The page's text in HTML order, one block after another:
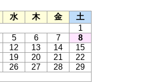
水 木 金
土
1
5 6 7
8
12 13 14
15
19 20 21
22
26 27 28
29